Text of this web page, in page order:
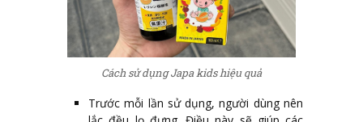
Cách sử dụng Japa kids hiệu quả
Trước mỗi lần sử dụng, người dùng nên